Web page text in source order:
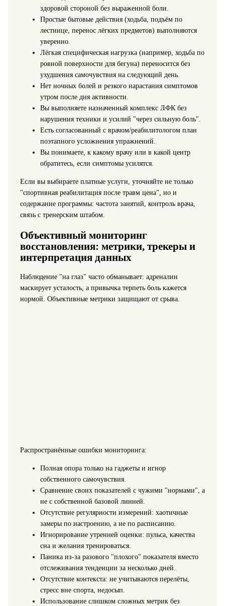
здоровой стороной без выраженной боли.
Простые бытовые действия (ходьба, подъём по
лестнице, перенос лёгких предметов) выполняются
уверенно.
Лёгкая специфическая нагрузка (например, ходьба по
ровной поверхности для бегуна) переносится без
ухудшения самочувствия на следующий день.
Нет ночных болей и резкого нарастания симптомов
утром после дня активности.
Вы выполняете назначенный комплекс ЛФК без
нарушения техники и усилий "через сильную боль".
Есть согласованный с врачом/реабилитологом план
поэтапного усложнения упражнений.
Вы понимаете, к какому врачу или в какой центр
обратитесь, если симптомы усилятся.
Если вы выбираете платные услуги, уточняйте не только
"спортивная реабилитация после травм цена", но и
содержание программы: частота занятий, контроль врача,
связь с тренерским штабом.
Объективный мониторинг
восстановления: метрики, трекеры и
интерпретация данных
Наблюдение "на глаз" часто обманывает: адреналин
маскирует усталость, а привычка терпеть боль кажется
нормой. Объективные метрики защищают от срыва.
Распространённые ошибки мониторинга:
Полная опора только на гаджеты и игнор
собственного самочувствия.
Сравнение своих показателей с чужими "нормами", а
не с собственной базовой линией.
Отсутствие регулярности измерений: хаотичные
замеры по настроению, а не по расписанию.
Игнорирование утренней оценки: пульса, качества
сна и желания тренироваться.
Паника из-за разового "плохого" показателя вместо
отслеживания тенденции за несколько дней.
Отсутствие контекста: не учитываются перелёты,
стресс вне спорта, недосып.
Использование слишком сложных метрик без